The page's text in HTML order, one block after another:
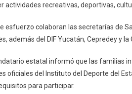
actividades recreativas, deportivas,
esfuerzo colaboran las secretarías de
además del DIF Yucatán, Cepredey y
estatal informó que las familias
oficiales del Instituto del Deporte del
para participar.